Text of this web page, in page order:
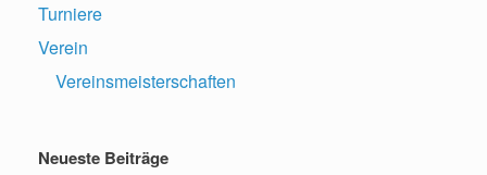
Turniere
Verein
Vereinsmeisterschaften
Neueste Beiträge